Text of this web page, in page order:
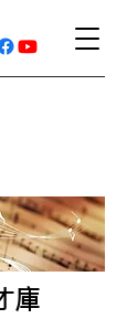
庫